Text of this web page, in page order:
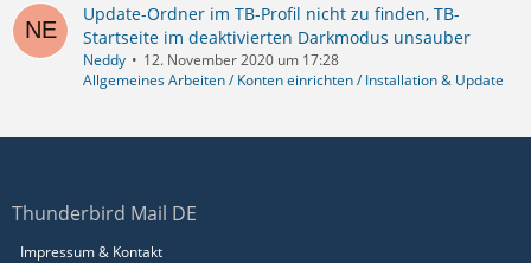
Update-Ordner im TB-Profil nicht zu finden, TB-
Startseite im deaktivierten Darkmodus unsauber
Neddy
12. November 2020 um 17:28
Allgemeines Arbeiten / Konten einrichten / Installation & Update
Thunderbird Mail DE
Impressum & Kontakt